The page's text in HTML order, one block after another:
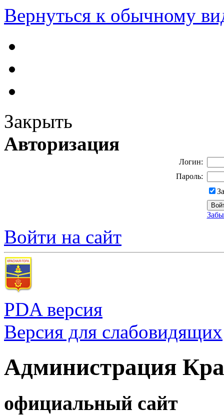
Вернуться к обычному
Закрыть
Авторизация
Логин:
Пароль:
Войти на сайт
PDA версия
Версия для слабовидящих
Администрация
официальный сайт